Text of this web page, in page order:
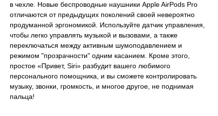
в чехле. Новые беспроводные наушники Apple AirPods Pro
отличаются от предыдущих поколений своей невероятно
продуманной эргономикой. Используйте датчик управления,
чтобы легко управлять музыкой и вызовами, а также
переключаться между активным шумоподавлением и
режимом "прозрачности" одним касанием. Кроме этого,
простое «Привет, Siri» разбудит вашего любимого
персонального помощника, и вы сможете контролировать
музыку, звонки, громкость, и многое другое, не поднимая
пальца!